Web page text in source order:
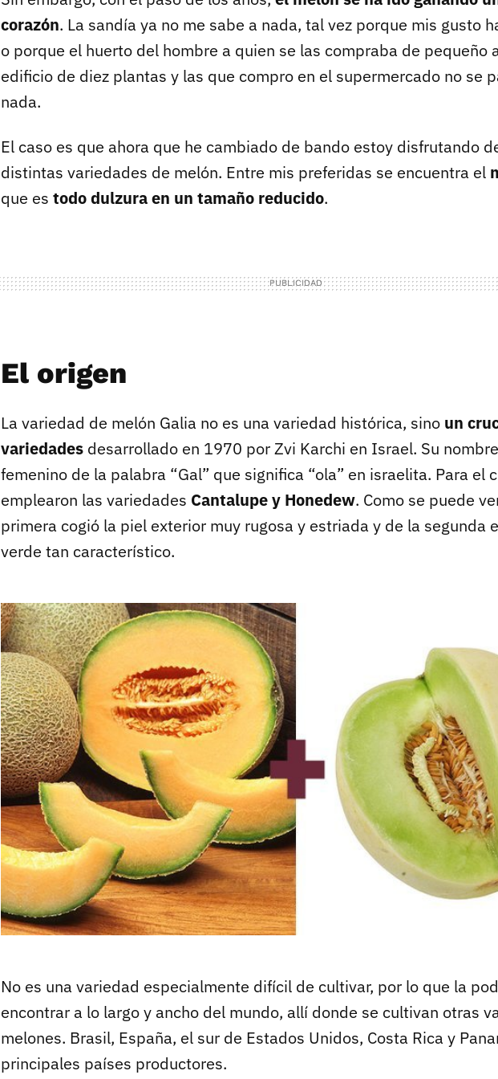
corazón. La sandía ya no me sabe a nada, tal vez porque mis gusto
o porque el huerto del hombre a quien se las compraba de pequeño
edificio de diez plantas y las que compro en el supermercado no se
nada.
El caso es que ahora que he cambiado de bando estoy disfrutando
distintas variedades de melón. Entre mis preferidas se encuentra el
que es todo dulzura en un tamaño reducido.
El origen
La variedad de melón Galia no es una variedad histórica, sino un
variedades desarrollado en 1970 por Zvi Karchi en Israel. Su
femenino de la palabra “Gal” que significa “ola” en israelita. Para el
emplearon las variedades Cantalupe y Honedew. Como se puede
primera cogió la piel exterior muy rugosa y estriada y de la segunda
verde tan característico.
No es una variedad especialmente difícil de cultivar, por lo que la
encontrar a lo largo y ancho del mundo, allí donde se cultivan otras
melones. Brasil, España, el sur de Estados Unidos, Costa Rica y
principales países productores.